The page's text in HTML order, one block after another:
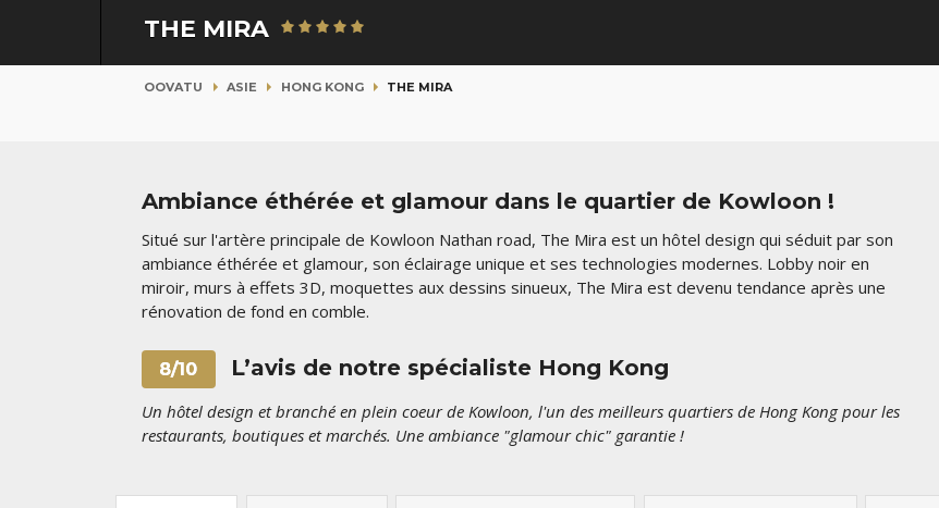
THE MIRA
OOVATU ASIE HONG KONG THE MIRA
Ambiance éthérée et glamour dans le quartier de Kowloon !
Situé sur l'artère principale de Kowloon Nathan road, The Mira est un hôtel design qui séduit par son
ambiance éthérée et glamour, son éclairage unique et ses technologies modernes. Lobby noir en
miroir, murs à effets 3D, moquettes aux dessins sinueux, The Mira est devenu tendance après une
rénovation de fond en comble.
8/10 L’avis de notre spécialiste Hong Kong
Un hôtel design et branché en plein coeur de Kowloon, l'un des meilleurs quartiers de Hong Kong pour les
restaurants, boutiques et marchés. Une ambiance "glamour chic" garantie !